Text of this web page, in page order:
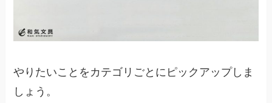
やりたいことをカテゴリごとにピックアップしま
しょう。